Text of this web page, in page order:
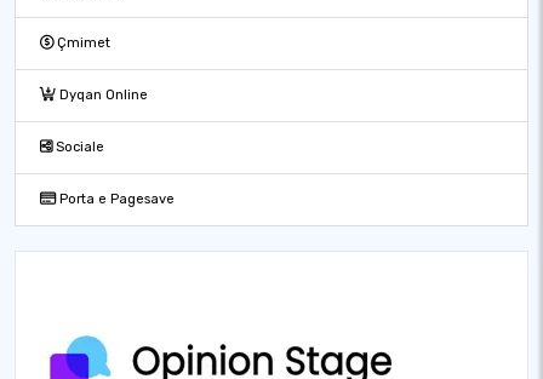
Çmimet
Dyqan Online
Sociale
Porta e Pagesave